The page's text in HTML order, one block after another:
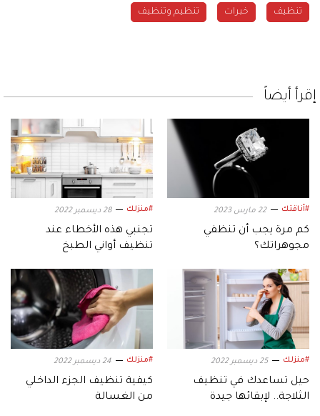
تنظيف خبرات تنظيم وتنظيف
إقرأ أيضاً
#أناقتك 22 مارس 2023
كم مرة يجب أن تنظفي
مجوهراتك؟
#منزلك 28 ديسمبر 2022
تجنبي هذه الأخطاء عند
تنظيف أواني الطبخ
#منزلك 25 ديسمبر 2022
حيل تساعدك في تنظيف
الثلاجة.. لإبقائها جيدة
#منزلك 24 ديسمبر 2022
كيفية تنظيف الجزء الداخلي
من الغسالة